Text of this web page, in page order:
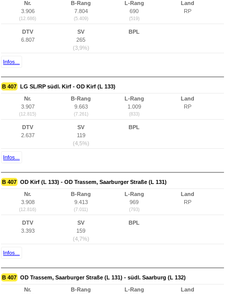
Nr.
3.906
(12.686)
B-Rang
7.804
(5.409)
L-Rang
690
(519)
Land
RP
DTV
6.807
SV
265
(3,9%)
BPL
Infos...
B 407 LG SL/RP südl. Kirf - OD Kirf (L 133)
Nr.
3.907
(12.815)
B-Rang
9.663
(7.261)
L-Rang
1.009
(833)
Land
RP
DTV
2.637
SV
119
(4,5%)
BPL
Infos...
B 407 OD Kirf (L 133) - OD Trassem, Saarburger Straße (L 131)
Nr.
3.908
(12.816)
B-Rang
9.413
(7.011)
L-Rang
969
(793)
Land
RP
DTV
3.393
SV
159
(4,7%)
BPL
Infos...
B 407 OD Trassem, Saarburger Straße (L 131) - südl. Saarburg (L 132)
Nr.
B-Rang
L-Rang
Land